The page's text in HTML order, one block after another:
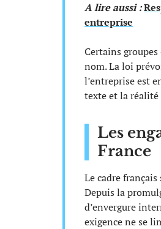
A lire aussi :
entreprise
Certains
nom. La loi
l’entreprise est
texte et la
Les
France
Le cadre français
Depuis la
d’envergure
exigence ne se